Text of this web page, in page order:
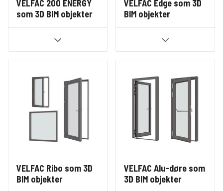
VELFAC 200 ENERGY
som 3D BIM objekter
VELFAC Edge som 3D
BIM objekter
VELFAC Ribo som 3D
BIM objekter
VELFAC Alu-døre som
3D BIM objekter